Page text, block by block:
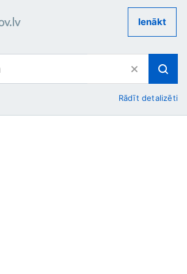
Ienākt
Rādīt detalizēti